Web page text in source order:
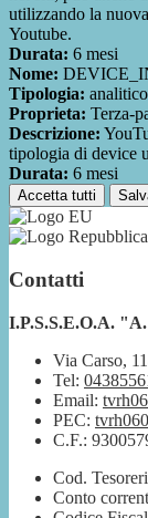
utilizzando la
Youtube.
Durata: 6 mesi
Nome:
Tipologia: analitico
Proprieta: Terza-
Descrizione:
tipologia di device
Durata: 6 mesi
Accetta tutti
Contatti
I.P.S.S.E.O.A.
Via Carso,
Tel:
Email:
PEC:
C.F.:
Cod.
Conto